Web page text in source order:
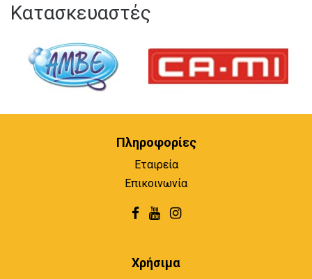
Κατασκευαστές
Πληροφορίες
Εταιρεία
Επικοινωνία
Χρήσιμα